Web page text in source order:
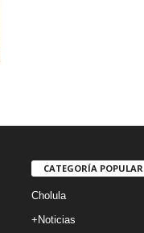
CATEGORÍA POPULAR
Cholula
+Noticias